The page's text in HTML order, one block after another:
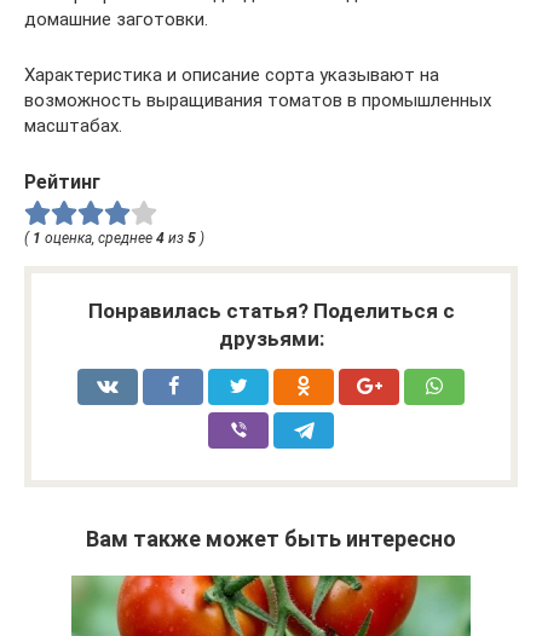
домашние заготовки.
Характеристика и описание сорта указывают на
возможность выращивания томатов в промышленных
масштабах.
Рейтинг
( 1 оценка, среднее 4 из 5 )
Понравилась статья? Поделиться с
друзьями:
Вам также может быть интересно